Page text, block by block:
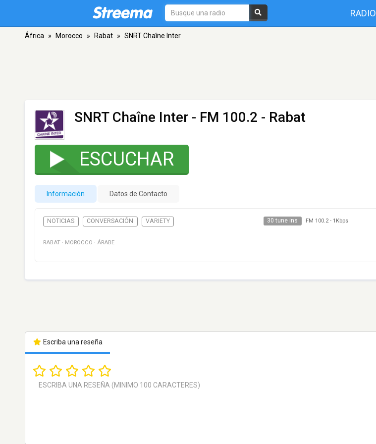
RADIO
África » Morocco » Rabat » SNRT Chaîne Inter
SNRT Chaîne Inter - FM 100.2 - Rabat
ESCUCHAR
Información Datos de Contacto
NOTICIAS CONVERSACIÓN VARIETY 30 tune ins FM 100.2- 1Kbps
RABAT · MOROCCO · ÁRABE
Escriba una reseña